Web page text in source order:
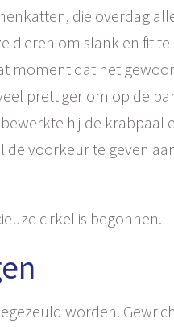
die overdag
dieren om slank en fit
moment dat het
prettiger om op de
hij de krabpaal
voorkeur te geven
cirkel is begonnen.
worden.